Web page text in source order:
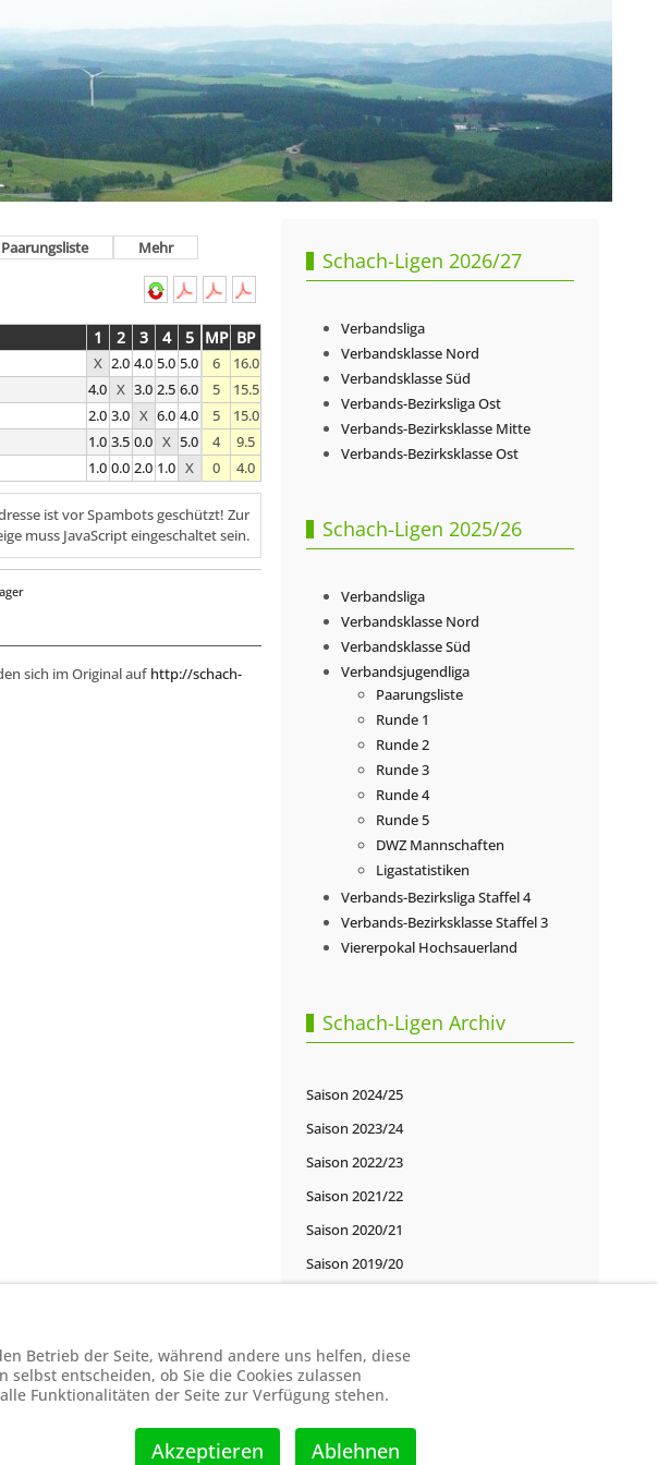
Paarungsliste
Mehr
1 2 3 4 5 MP BP
X 2.0 4.0 5.0 5.0 6
16.0
4.0 X 3.0 2.5 6.0 5
15.5
2.0 3.0 X 6.0 4.0 5
15.0
1.0 3.5 0.0 X 5.0 4
9.5
1.0 0.0 2.0 1.0 X 0 4.0
ist vor Spambots geschützt! Zur
muss JavaScript eingeschaltet sein.
sich im Original auf http://schach-
Schach-Ligen 2026/27
Verbandsliga
Verbandsklasse Nord
Verbandsklasse Süd
Verbands-Bezirksliga Ost
Verbands-Bezirksklasse Mitte
Verbands-Bezirksklasse Ost
Schach-Ligen 2025/26
Verbandsliga
Verbandsklasse Nord
Verbandsklasse Süd
Verbandsjugendliga
Paarungsliste
Runde 1
Runde 2
Runde 3
Runde 4
Runde 5
DWZ Mannschaften
Ligastatistiken
Verbands-Bezirksliga Staffel 4
Verbands-Bezirksklasse Staffel 3
Viererpokal Hochsauerland
Schach-Ligen Archiv
Saison 2024/25
Saison 2023/24
Saison 2022/23
Saison 2021/22
Saison 2020/21
Saison 2019/20
Saison 2016/17
Betrieb der Seite, während andere uns helfen, diese
entscheiden, ob Sie die Cookies zulassen
Funktionalitäten der Seite zur Verfügung stehen.
Akzeptieren Ablehnen